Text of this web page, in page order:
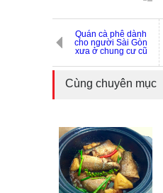
Quán cà phê dành
cho người Sài Gòn
xưa ở chung cư cũ
Cùng chuyên mục